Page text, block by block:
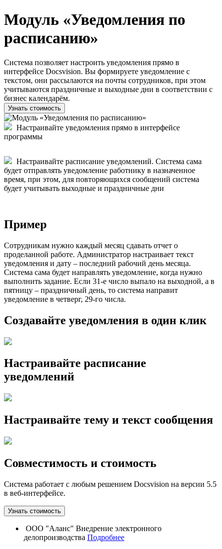
Модуль «Уведомления по
расписанию»
Система позволяет настроить уведомления прямо в
интерфейсе Docsvision. Вы формируете уведомление с
текстом, они рассылаются на почты сотрудников, при этом
учитываются праздничные и выходные дни в соответствии с
бизнес календарём.
Узнать стоимость
Настраивайте уведомления прямо в интерфейсе
программы
Настраивайте расписание уведомлений. Система сама
будет отправлять уведомление работнику в назначенное
время, при этом, для повторяющихся сообщений система
будет учитывать выходные и праздничные дни
Пример
Сотрудникам нужно каждый месяц сдавать отчет о
проделанной работе. Администратор настраивает текст
уведомления и дату – последний рабочий день месяца.
Система сама будет направлять уведомление, когда нужно
выполнить задание. Если 31-е число выпало на выходной, а в
пятницу – праздничный день, то система направит
уведомление в четверг, 29-го числа.
Создавайте уведомления в один клик
Настраивайте расписание
уведомлений
Настраивайте тему и текст сообщения
Совместимость и стоимость
Система работает с любым решением Docsvision на версии 5.5
в веб-интерфейсе.
Узнать стоимость
ООО "Аланс" Внедрение электронного
делопроизводства Подробнее